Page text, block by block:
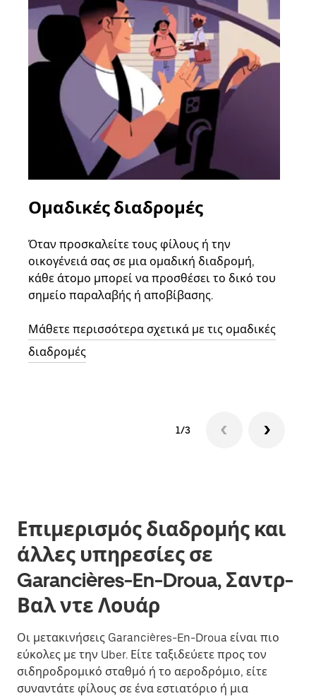
Ομαδικές διαδρομές
Όταν προσκαλείτε τους φίλους ή την
οικογένειά σας σε μια ομαδική διαδρομή,
κάθε άτομο μπορεί να προσθέσει το δικό του
σημείο παραλαβής ή αποβίβασης.
Μάθετε περισσότερα σχετικά με τις ομαδικές
διαδρομές
1/3
Επιμερισμός διαδρομής και
άλλες υπηρεσίες σε
Garancières-En-Droua, Σαντρ-
Βαλ ντε Λουάρ
Οι μετακινήσεις Garancières-En-Droua είναι πιο
εύκολες με την Uber. Είτε ταξιδεύετε προς τον
σιδηροδρομικό σταθμό ή το αεροδρόμιο, είτε
συναντάτε φίλους σε ένα εστιατόριο ή μια